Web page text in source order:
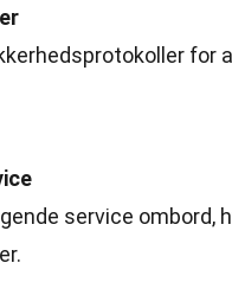
for
service ombord,